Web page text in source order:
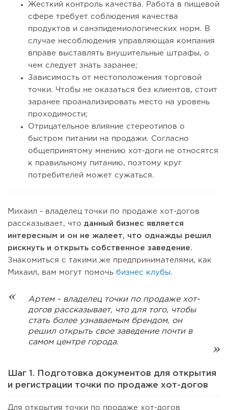
Жесткий контроль качества. Работа в пищевой
сфере требует соблюдения качества
продуктов и санэпидемиологических норм. В
случае несоблюдения управляющая компания
вправе выставлять внушительные штрафы, о
чем следует знать заранее;
Зависимость от местоположения торговой
точки. Чтобы не оказаться без клиентов, стоит
заранее проанализировать место на уровень
проходимости;
Отрицательное влияние стереотипов о
быстром питании на продажи. Согласно
общепринятому мнению хот-доги не относятся
к правильному питанию, поэтому круг
потребителей может сужаться.
Михаил - владелец точки по продаже хот-догов
рассказывает, что данный бизнес является
интересным и он не жалеет, что однажды решил
рискнуть и открыть собственное заведение.
Знакомиться с такими же предпринимателями, как
Михаил, вам могут помочь бизнес клубы.
Артем - владелец точки по продаже хот-
догов рассказывает, что для того, чтобы
стать более узнаваемым брендом, он
решил открыть свое заведение почти в
самом центре города.
Шаг 1. Подготовка документов для открытия
и регистрации точки по продаже хот-догов
Для открытия точки по продаже хот-догов